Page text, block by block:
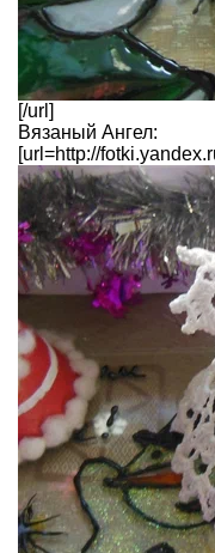
[/url]
Вязаный Ангел:
[url=http://